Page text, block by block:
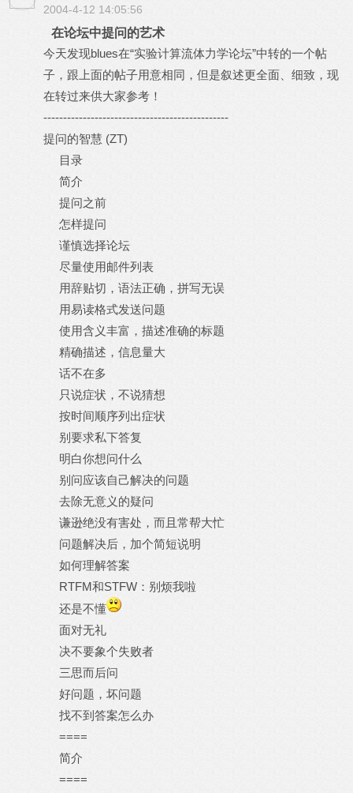
2004-4-12 14:05:56
在论坛中提问的艺术
今天发现blues在“实验计算流体力学论坛”中转的一个帖
子，跟上面的帖子用意相同，但是叙述更全面、细致，现
在转过来供大家参考！
-----------------------------------------------
提问的智慧 (ZT)
目录
简介
提问之前
怎样提问
谨慎选择论坛
尽量使用邮件列表
用辞贴切，语法正确，拼写无误
用易读格式发送问题
使用含义丰富，描述准确的标题
精确描述，信息量大
话不在多
只说症状，不说猜想
按时间顺序列出症状
别要求私下答复
明白你想问什么
别问应该自己解决的问题
去除无意义的疑问
谦逊绝没有害处，而且常帮大忙
问题解决后，加个简短说明
如何理解答案
RTFM和STFW：别烦我啦
还是不懂
面对无礼
决不要象个失败者
三思而后问
好问题，坏问题
找不到答案怎么办
====
简介
====